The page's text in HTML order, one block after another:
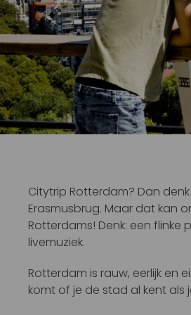
Citytrip Rotterdam? Dan
Erasmusbrug. Maar dat kan
Rotterdams! Denk: een
livemuziek.
Rotterdam is rauw, eerlijk en
komt of je de stad al kent als